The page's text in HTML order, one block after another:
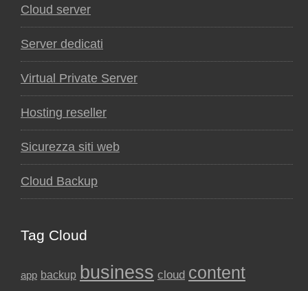
Cloud server
Server dedicati
Virtual Private Server
Hosting reseller
Sicurezza siti web
Cloud Backup
Tag Cloud
app backup business cloud content